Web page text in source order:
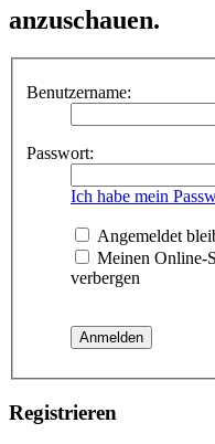
anzuschauen.
Benutzername:
Passwort:
Ich habe mein
Angemeldet
Meinen Online-
verbergen
Registrieren